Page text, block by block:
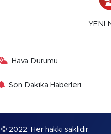
YENİ
Hava Durumu
Son Dakika Haberleri
Her hakkı saklıdır.